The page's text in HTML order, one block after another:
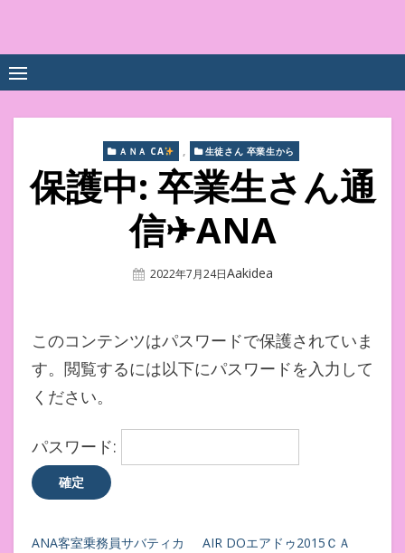
content
数UPｽｸｰﾙ
ＡＮＡ CA , 生徒さん 卒業生から
保護中: 卒業生さん通
信✈︎ANA
Posted
2022年7月24日Author
Aakidea
このコンテンツはパスワードで保護されていま
す。閲覧するには以下にパスワードを入力して
ください。
パスワード:
ANA客室乗務員サバティカ
AIR DOエアドゥ2015ＣＡ